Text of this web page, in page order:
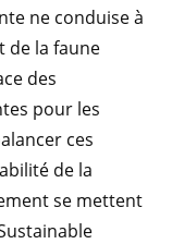
ne conduise à
de la faune
des
pour les
ces
de la
se mettent